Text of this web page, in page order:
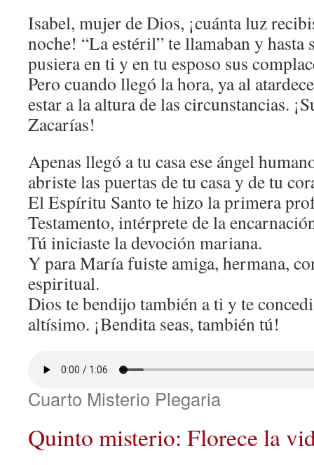
Isabel, mujer de Dios, ¡cuánta luz
noche! “La estéril” te llamaban y hasta
pusiera en ti y en tu esposo sus
Pero cuando llegó la hora, ya al
estar a la altura de las circunstancias.
Zacarías!
Apenas llegó a tu casa ese ángel
abriste las puertas de tu casa y de tu
El Espíritu Santo te hizo la primera
Testamento, intérprete de la
Tú iniciaste la devoción mariana.
Y para María fuiste amiga, hermana,
espiritual.
Dios te bendijo también a ti y te
altísimo. ¡Bendita seas, también tú!
Cuarto Misterio Plegaria
Quinto misterio: Florece la